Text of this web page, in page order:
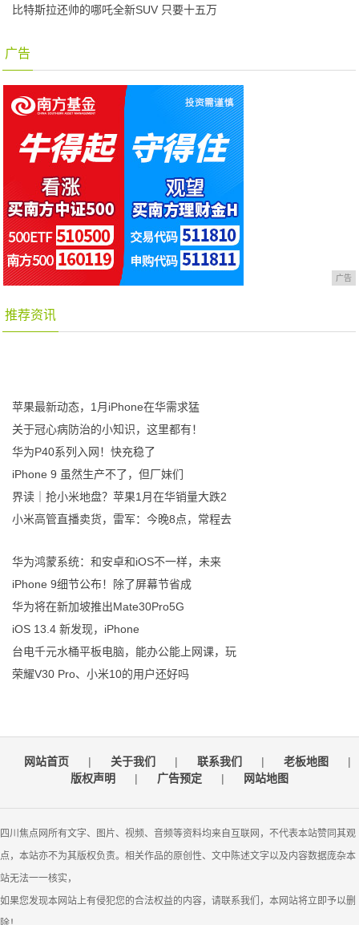
比特斯拉还帅的哪吒全新SUV 只要十五万
广告
广告
推荐资讯
苹果最新动态，1月iPhone在华需求猛
关于冠心病防治的小知识，这里都有！
华为P40系列入网！快充稳了
iPhone 9 虽然生产不了，但厂妹们
界读｜抢小米地盘？苹果1月在华销量大跌2
小米高管直播卖货，雷军：今晚8点，常程去
华为鸿蒙系统：和安卓和iOS不一样，未来
iPhone 9细节公布！除了屏幕节省成
华为将在新加坡推出Mate30Pro5G
iOS 13.4 新发现，iPhone
台电千元水桶平板电脑，能办公能上网课，玩
荣耀V30 Pro、小米10的用户还好吗
网站首页 | 关于我们 | 联系我们 | 老板地图
|
版权声明
| 广告预定 | 网站地图
四川焦点网所有文字、图片、视频、音频等资料均来自互联网，不代表本站赞同其观
点，本站亦不为其版权负责。相关作品的原创性、文中陈述文字以及内容数据庞杂本
站无法一一核实，
如果您发现本网站上有侵犯您的合法权益的内容，请联系我们，本网站将立即予以删